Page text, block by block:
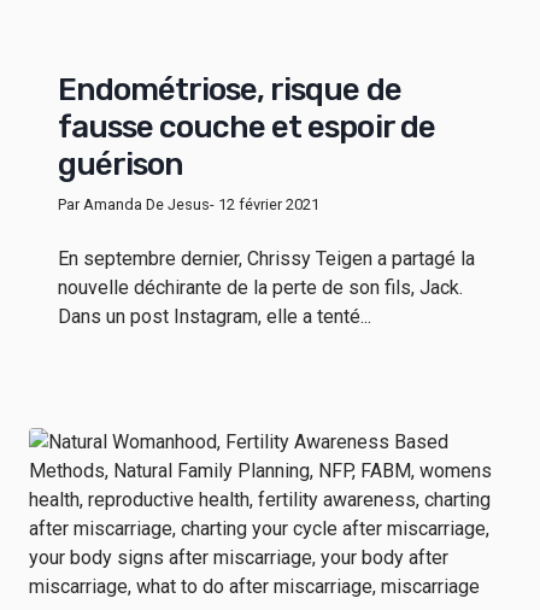
Endométriose, risque de
fausse couche et espoir de
guérison
Par Amanda De Jesus- 12 février 2021
En septembre dernier, Chrissy Teigen a partagé la
nouvelle déchirante de la perte de son fils, Jack.
Dans un post Instagram, elle a tenté...